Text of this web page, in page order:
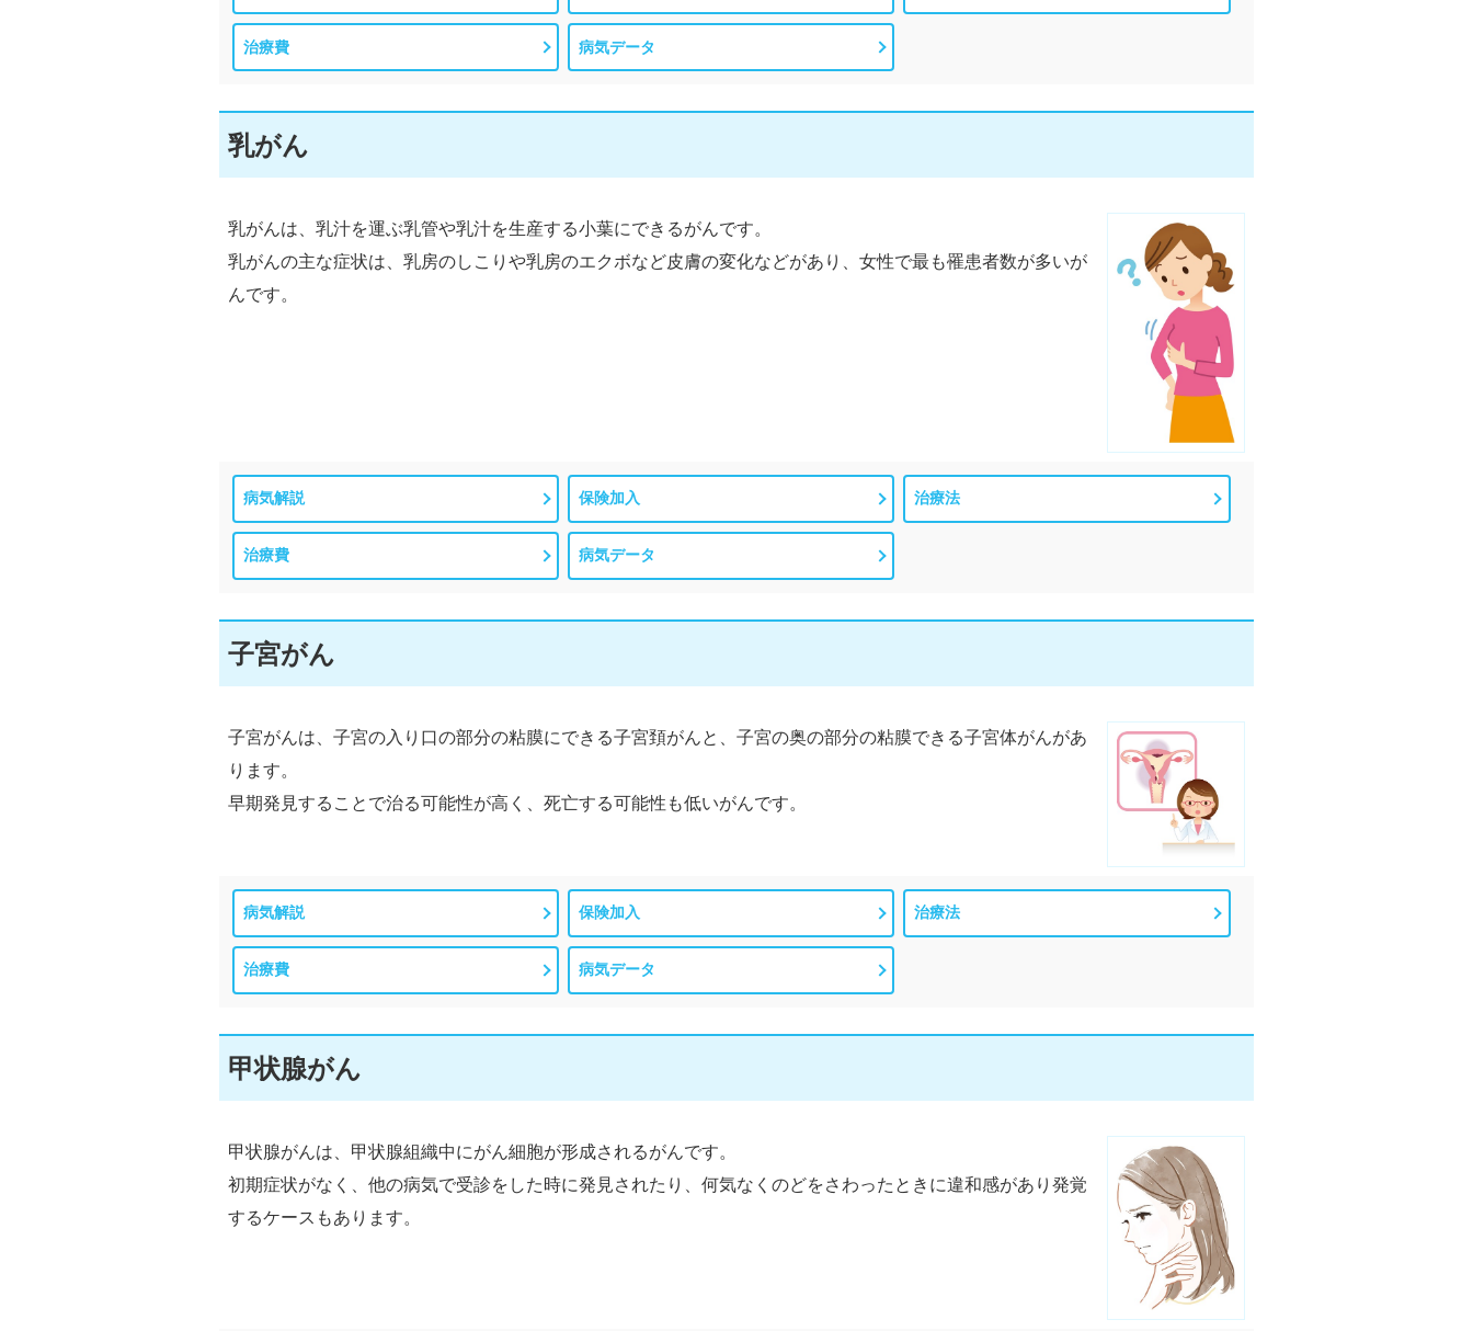
治療費 病気データ
乳がん
乳がんは、乳汁を運ぶ乳管や乳汁を生産する小葉にできるがんです。
乳がんの主な症状は、乳房のしこりや乳房のエクボなど皮膚の変化などがあり、女性で最も罹患者数が多いが
んです。
病気解説 保険加入 治療法
治療費 病気データ
子宮がん
子宮がんは、子宮の入り口の部分の粘膜にできる子宮頚がんと、子宮の奥の部分の粘膜できる子宮体がんがあ
ります。
早期発見することで治る可能性が高く、死亡する可能性も低いがんです。
病気解説 保険加入 治療法
治療費 病気データ
甲状腺がん
甲状腺がんは、甲状腺組織中にがん細胞が形成されるがんです。
初期症状がなく、他の病気で受診をした時に発見されたり、何気なくのどをさわったときに違和感があり発覚
するケースもあります。